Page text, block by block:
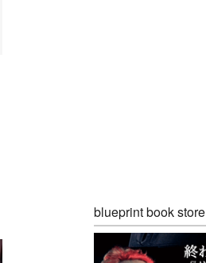
blueprint book store